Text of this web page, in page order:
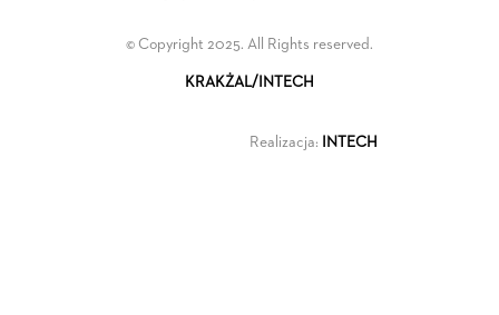
© Copyright 2025. All Rights reserved.
KRAKŻAL/INTECH
Realizacja: INTECH